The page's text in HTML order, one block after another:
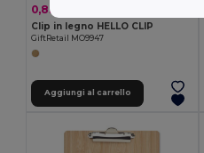
0,83 €
Clip in legno HELLO CLIP
GiftRetail MO9947
Aggiungi al carrello